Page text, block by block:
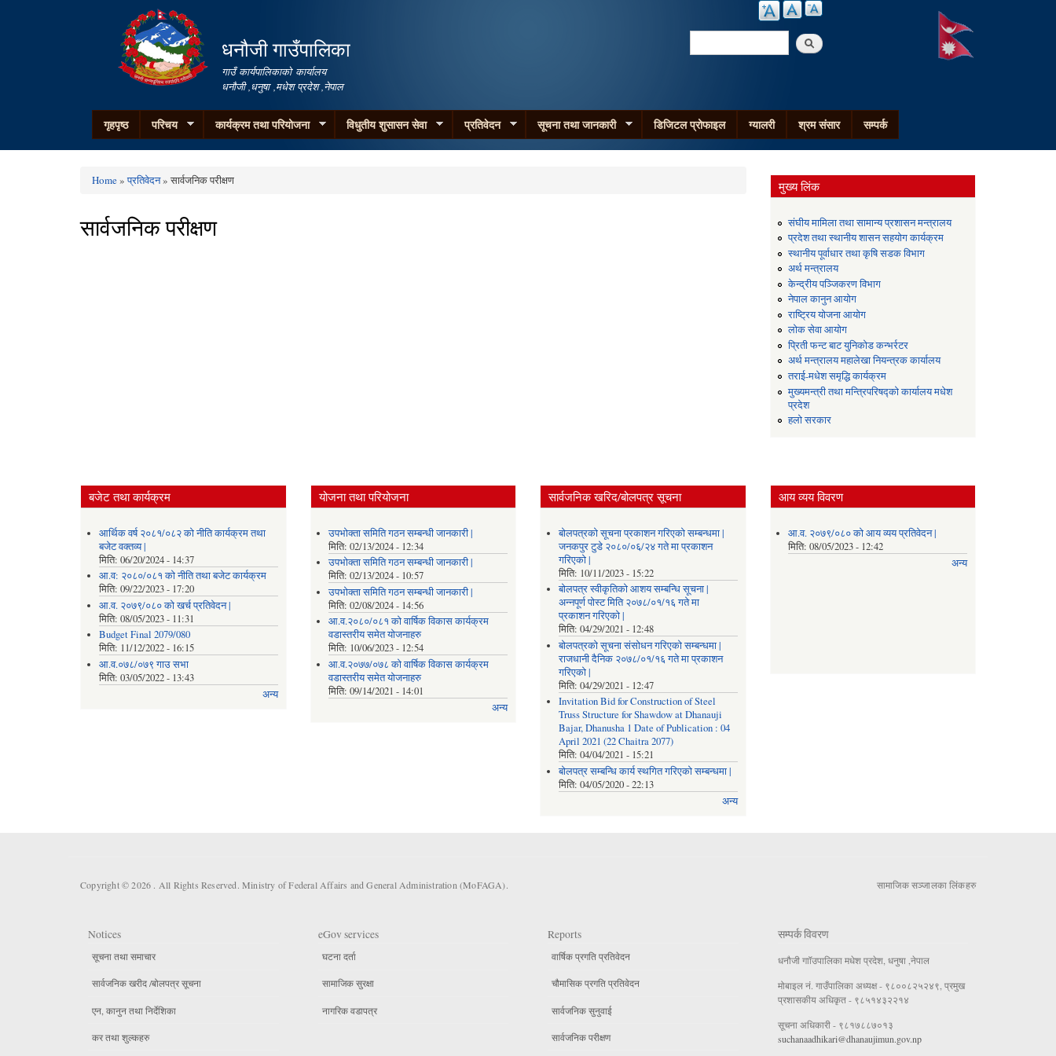
धनौजी गाउँपालिका
गाउँ कार्यपालिकाको कार्यालय
धनौजी ,धनुषा ,मधेश प्रदेश ,नेपाल
Search
गृहपृष्ठ परिचय कार्यक्रम तथा परियोजना विधुतीय शुसासन सेवा प्रतिवेदन सूचना तथा जानकारी डिजिटल प्रोफाइल ग्यालरी श्रम संसार सम्पर्क
You are here
Home»प्रतिवेदन» सार्वजनिक परीक्षण
सार्वजनिक परीक्षण
मुख्य लिंक
संघीय मामिला तथा सामान्य प्रशासन मन्त्रालय
प्रदेश तथा स्थानीय शासन सहयोग कार्यक्रम
स्थानीय पूर्वाधार तथा कृषि सडक विभाग
अर्थ मन्त्रालय
केन्द्रीय पञ्जिकरण विभाग
नेपाल कानुन आयोग
राष्ट्रिय योजना आयोग
लोक सेवा आयोग
प्रिती फन्ट बाट युनिकोड कन्भर्रटर
अर्थ मन्त्रालय महालेखा नियन्त्रक कार्यालय
तराई-मधेश समृद्धि कार्यक्रम
मुख्यमन्त्री तथा मन्त्रिपरिषद्को कार्यालय मधेश
प्रदेश
हलो सरकार
बजेट तथा कार्यक्रम
आर्थिक वर्ष २०८१/०८२ को नीति कार्यक्रम तथा
बजेट वक्तव्य |
मिति: 06/20/2024 - 14:37
आ.व: २०८०/०८१ को नीति तथा बजेट कार्यक्रम
मिति: 09/22/2023 - 17:20
आ.व. २०७९/०८० को खर्च प्रतिवेदन |
मिति: 08/05/2023 - 11:31
Budget Final 2079/080
मिति: 11/12/2022 - 16:15
आ.व.०७८/०७९ गाउ सभा
मिति: 03/05/2022 - 13:43
अन्य
योजना तथा परियोजना
उपभोक्ता समिति गठन सम्बन्धी जानकारी |
मिति:02/13/2024 - 12:34
उपभोक्ता समिति गठन सम्बन्धी जानकारी |
मिति:02/13/2024 - 10:57
उपभोक्ता समिति गठन सम्बन्धी जानकारी |
मिति:02/08/2024 - 14:56
आ.व.२०८०/०८१ को वार्षिक विकास कार्यक्रम
वडास्तरीय समेत योजनाहरु
मिति: 10/06/2023 - 12:54
आ.व.२०७७/०७८ को वार्षिक विकास कार्यक्रम
वडास्तरीय समेत योजनाहरु
मिति:09/14/2021 - 14:01
अन्य
सार्वजनिक खरिद/बोलपत्र सूचना
बोलपत्रको सूचना प्रकाशन गरिएको सम्बन्धमा |
जनकपुर टुडे २०८०/०६/२४ गते मा प्रकाशन
गरिएको |
मिति: 10/11/2023 - 15:22
बोलपत्र स्वीकृतिको आशय सम्बन्धि सूचना |
अन्नपूर्ण पोस्ट मिति २०७८/०१/१६ गते मा
प्रकाशन गरिएको |
मिति: 04/29/2021 - 12:48
बोलपत्रको सूचना संसोधन गरिएको सम्बन्धमा |
राजधानी दैनिक २०७८/०१/१६ गते मा प्रकाशन
गरिएको |
मिति: 04/29/2021 - 12:47
Invitation Bid for Construction of Steel
Truss Structure for Shawdow at Dhanauji
Bajar, Dhanusha 1 Date of Publication : 04
April 2021 (22 Chaitra 2077)
मिति: 04/04/2021 - 15:21
बोलपत्र सम्बन्धि कार्य स्थगित गरिएको सम्बन्धमा |
मिति: 04/05/2020 - 22:13
अन्य
आय व्यय विवरण
आ.व. २०७९/०८० को आय व्यय प्रतिवेदन |
मिति:08/05/2023 - 12:42
अन्य
Copyright © 2026 . All Rights Reserved. Ministry of Federal Affairs and General Administration (MoFAGA). सामाजिक सञ्जालका लिंकहरु
Notices
सूचना तथा समाचार
सार्वजनिक खरीद /बोलपत्र सूचना
एन, कानुन तथा निर्देशिका
कर तथा शुल्कहरु
eGov services
घटना दर्ता
सामाजिक सुरक्षा
नागरिक वडापत्र
Reports
वार्षिक प्रगति प्रतिवेदन
चौमासिक प्रगति प्रतिवेदन
सार्वजनिक सुनुवाई
सार्वजनिक परीक्षण
सम्पर्क विवरण
धनौजी गाॉउपालिका मधेश प्रदेश, धनुषा ,नेपाल
मोबाइल नं. गाउँपालिका अध्यक्ष - ९८००८२५२४९, प्रमुख
प्रशासकीय अधिकृत - ९८५१४३२२१४
सूचना अधिकारी - ९८१७८८७०१३
suchanaadhikari@dhanaujimun.gov.np